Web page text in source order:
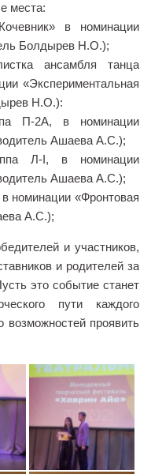
на 2-ое
выпускников
места:
в номинации
Болдырев Н.О.);
ансамбля танца
«Экспериментальная
Н.О.):
П-2А, в номинации
Ашаева А.С.);
Л-І, в номинации
Ашаева А.С.);
номинации «Фронтовая
А.С.);
и участников,
и родителей за
это событие станет
пути каждого
возможностей проявить